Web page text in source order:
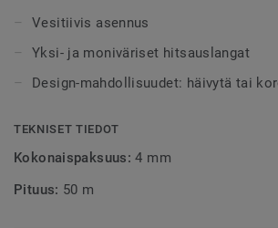
Vesitiivis asennus
Yksi- ja moniväriset hitsauslangat
Design-mahdollisuudet: häivytä tai
TEKNISET TIEDOT
Kokonaispaksuus:4 mm
Pituus: 50 m